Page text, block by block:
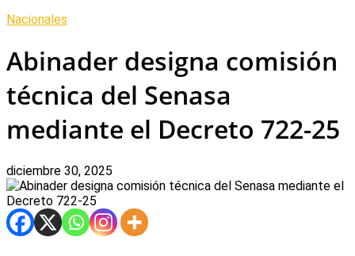
Nacionales
Abinader designa comisión
técnica del Senasa
mediante el Decreto 722-25
diciembre 30, 2025